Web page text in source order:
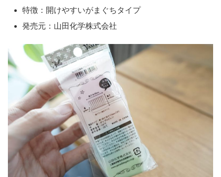
特徴：開けやすいがまぐちタイプ
発売元：山田化学株式会社